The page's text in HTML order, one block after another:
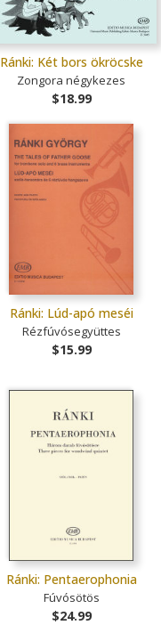
Ránki: Két bors ökröcske
Zongora négykezes
$18.99
Ránki: Lúd-apó meséi
Rézfúvósegyüttes
$15.99
Ránki: Pentaerophonia
Fúvósötös
$24.99